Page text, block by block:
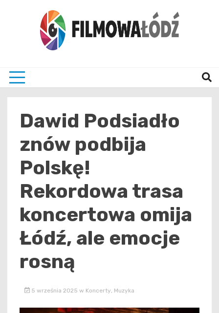
Dawid Podsiadło
znów podbija
Polskę!
Rekordowa trasa
koncertowa omija
Łódź, ale emocje
rosną
5 września 2025 w Koncerty Muzyka